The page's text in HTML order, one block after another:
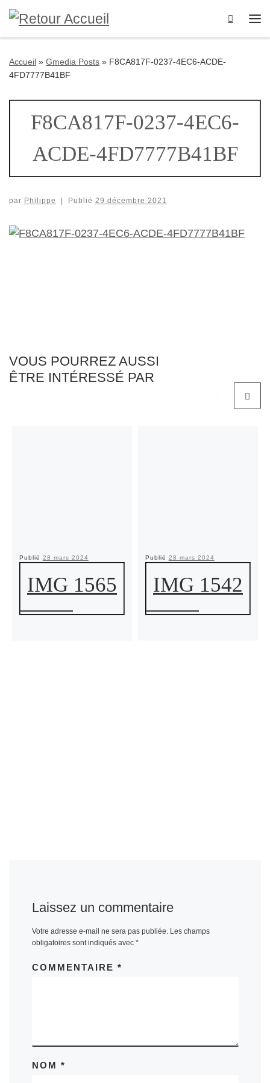
Passer au contenu
Search
Accueil » Gmedia Posts » F8CA817F-0237-4EC6-ACDE-
4FD7777B41BF
F8CA817F-0237-4EC6-
ACDE-4FD7777B41BF
par Philippe Publié 29 décembre 2021
VOUS POURREZ AUSSI
ÊTRE INTÉRESSÉ PAR
Publié 28 mars 2024
IMG 1565
Publié 28 mars 2024
IMG 1542
Laissez un commentaire
Votre adresse e-mail ne sera pas publiée. Les champs
obligatoires sont indiqués avec *
COMMENTAIRE *
NOM *